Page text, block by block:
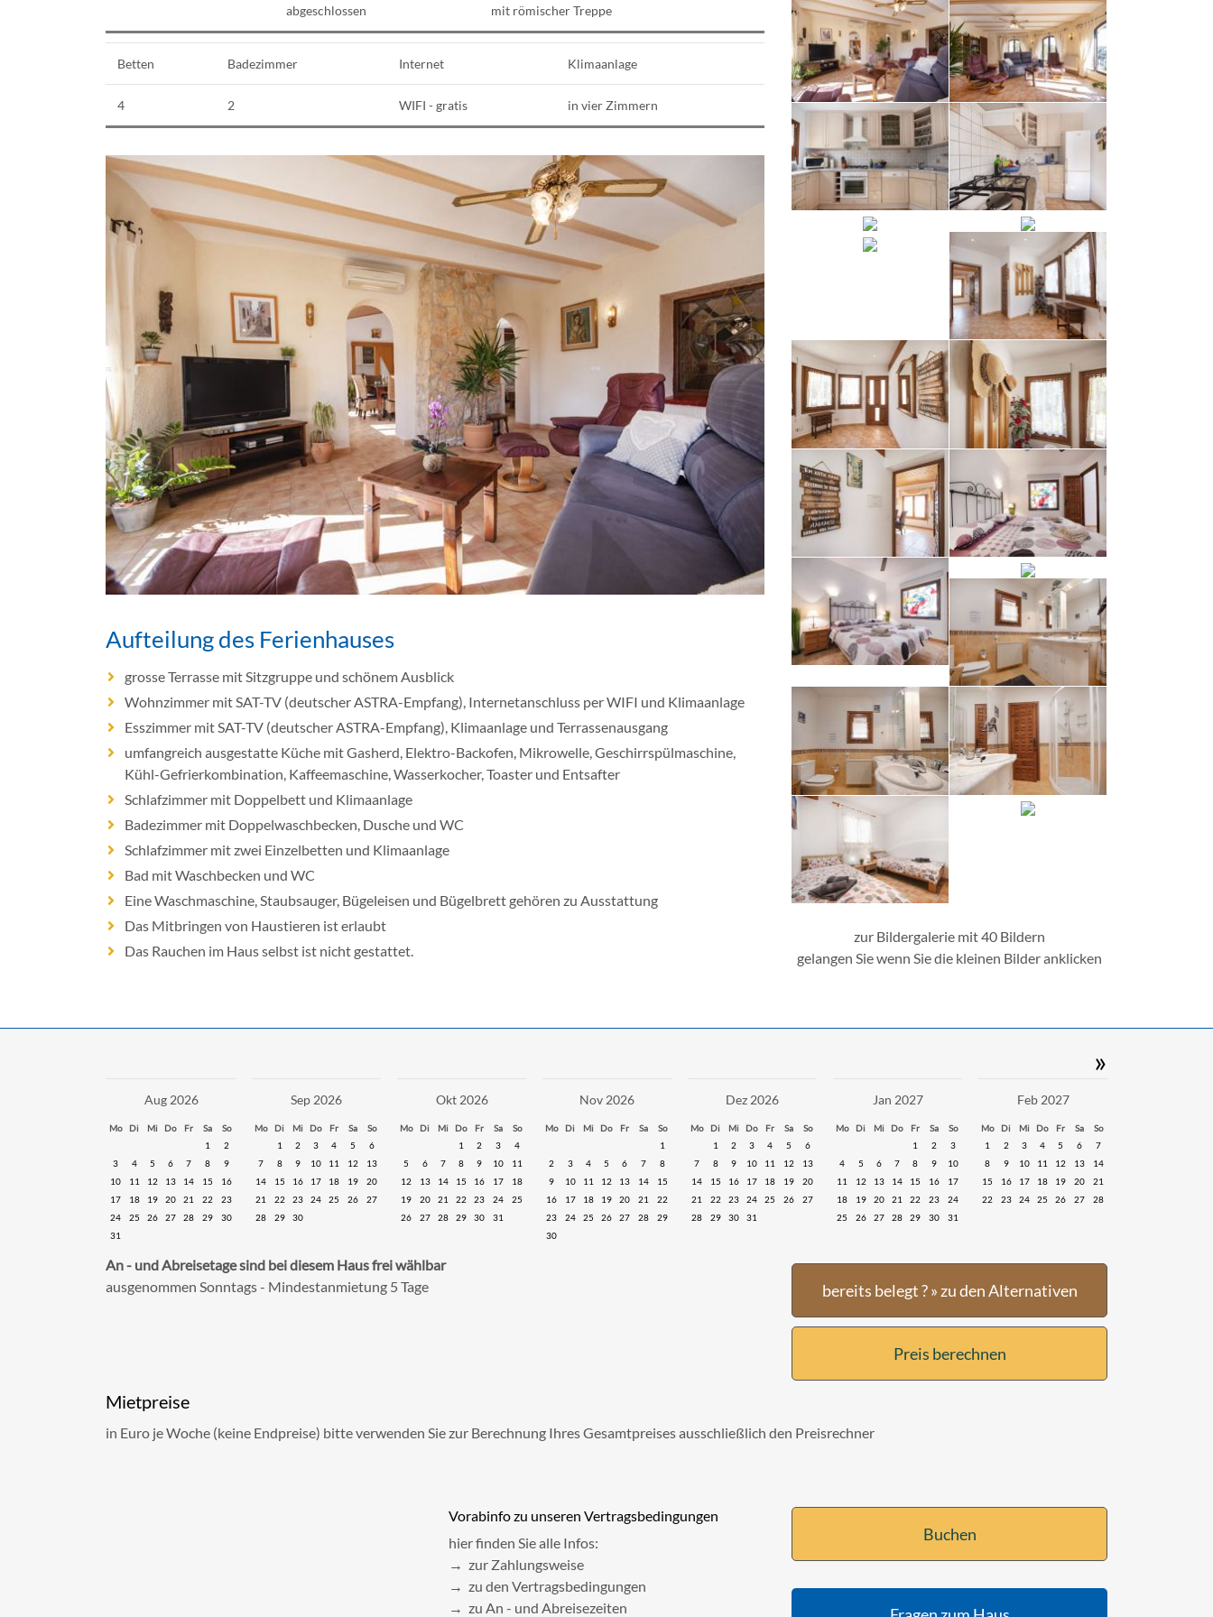
abgeschlossen
mit römischer Treppe
Betten Badezimmer Internet Klimaanlage
4 2 WIFI - gratis in vier Zimmern
Aufteilung des Ferienhauses
grosse Terrasse mit Sitzgruppe und schönem Ausblick
Wohnzimmer mit SAT-TV (deutscher ASTRA-Empfang), Internetanschluss per WIFI und Klimaanlage
Esszimmer mit SAT-TV (deutscher ASTRA-Empfang), Klimaanlage und Terrassenausgang
umfangreich ausgestatte Küche mit Gasherd, Elektro-Backofen, Mikrowelle, Geschirrspülmaschine,
Kühl-Gefrierkombination, Kaffeemaschine, Wasserkocher, Toaster und Entsafter
Schlafzimmer mit Doppelbett und Klimaanlage
Badezimmer mit Doppelwaschbecken, Dusche und WC
Schlafzimmer mit zwei Einzelbetten und Klimaanlage
Bad mit Waschbecken und WC
Eine Waschmaschine, Staubsauger, Bügeleisen und Bügelbrett gehören zu Ausstattung
Das Mitbringen von Haustieren ist erlaubt
Das Rauchen im Haus selbst ist nicht gestattet.
zur Bildergalerie mit 40 Bildern
gelangen Sie wenn Sie die kleinen Bilder anklicken
»
Aug 2026
Mo Di Mi Do Fr Sa
So
1
2
3
4 5 6 7 8
9
10
11 12 13 14 15
16
17
18 19 20 21 22
23
24
25 26 27 28 29
30
31
Sep 2026
Mo Di Mi Do Fr Sa
So
1
2 3 4 5
6
7
8 9 10 11 12
13
14
15 16 17 18 19
20
21
22 23 24 25 26
27
28
29 30
Okt 2026
Mo Di Mi Do Fr Sa
So
1
2 3
4
5
6 7 8 9 10
11
12
13 14 15 16 17
18
19
20 21 22 23 24
25
26
27 28 29 30 31
Nov 2026
Mo Di Mi Do Fr Sa
So
1
2
3 4 5 6 7
8
9
10 11 12 13 14
15
16
17 18 19 20 21
22
23
24 25 26 27 28
29
30
Dez 2026
Mo Di Mi Do Fr Sa
So
1
2 3 4 5
6
7
8 9 10 11 12
13
14
15 16 17 18 19
20
21
22 23 24 25 26
27
28
29 30 31
Jan 2027
Mo Di Mi Do Fr Sa
So
1
2
3
4
5 6 7 8 9
10
11
12 13 14 15 16
17
18
19 20 21 22 23
24
25
26 27 28 29 30 31
Feb 2027
Mo Di Mi Do Fr Sa
So
1
2 3 4 5 6
7
8
9 10 11 12 13
14
15
16 17 18 19 20
21
22
23 24 25 26 27 28
An - und Abreisetage sind bei diesem Haus frei wählbar
ausgenommen Sonntags - Mindestanmietung 5 Tage
bereits belegt ? » zu den Alternativen
Preis berechnen
Mietpreise
in Euro je Woche (keine Endpreise) bitte verwenden Sie zur Berechnung Ihres Gesamtpreises ausschließlich den Preisrechner
Vorabinfo zu unseren Vertragsbedingungen
hier finden Sie alle Infos:
→ zur Zahlungsweise
→ zu den Vertragsbedingungen
→ zu An - und Abreisezeiten
Buchen